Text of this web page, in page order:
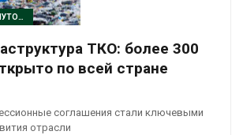
ЭКОНОМИКА ЗАМКНУТОГО ЦИКЛА
ТКО: более 300
по всей стране
соглашения стали ключевыми
отрасли